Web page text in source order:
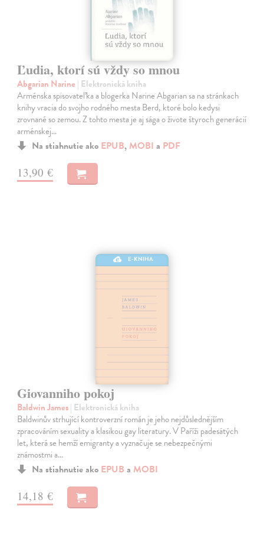
Ľudia, ktorí sú vždy so mnou
Abgarian Narine | Elektronická kniha
Arménska spisovateľka a blogerka Narine Abgarian sa na stránkach
knihy vracia do svojho rodného mesta Berd, ktoré bolo kedysi
zrovnané so zemou. Z tohto mesta je aj sága o živote štyroch generácií
arménskej…
Na stiahnutie ako EPUB, MOBI a PDF
13,90 €
E-KNIHA
Giovanniho pokoj
Baldwin James| Elektronická kniha
Baldwinův strhující kontroverzní román je jeho nejdůslednějším
zpracováním sexuality a klasikou gay literatury. V Paříži padesátých
let, která se hemží emigranty a vyznačuje se nebezpečnými
známostmi a…
Na stiahnutie ako EPUB a MOBI
14,18 €